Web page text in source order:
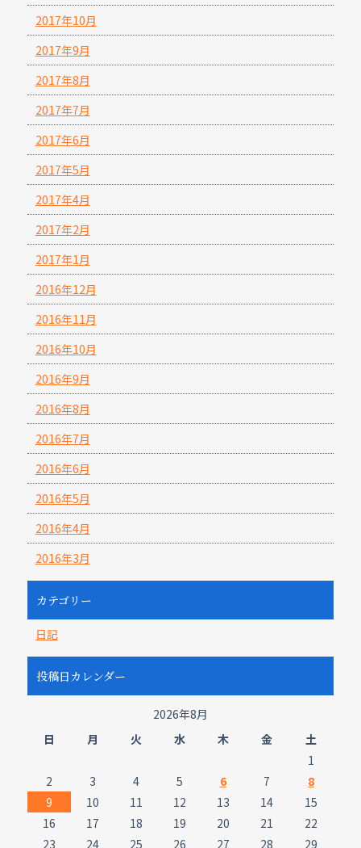
2017年10月
2017年9月
2017年8月
2017年7月
2017年6月
2017年5月
2017年4月
2017年2月
2017年1月
2016年12月
2016年11月
2016年10月
2016年9月
2016年8月
2016年7月
2016年6月
2016年5月
2016年4月
2016年3月
カテゴリー
日記
投稿日カレンダー
2026年8月
日
月 火 水 木 金
土
1
2
3 4 5 6 7
8
9
10 11 12 13 14
15
16
17 18 19 20 21
22
23
24 25 26 27 28 29